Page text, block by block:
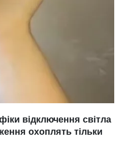
відключення світла
охоплять тільки